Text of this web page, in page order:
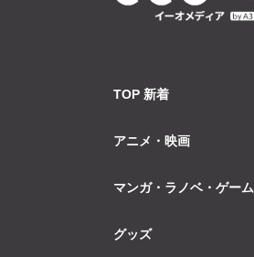
TOP 新着
アニメ・映画
マンガ・ラノベ・ゲーム
グッズ